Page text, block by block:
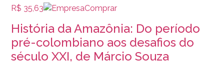
R$ 35,63 Comprar
História da Amazônia: Do período
pré-colombiano aos desafios do
século XXI, de Márcio Souza